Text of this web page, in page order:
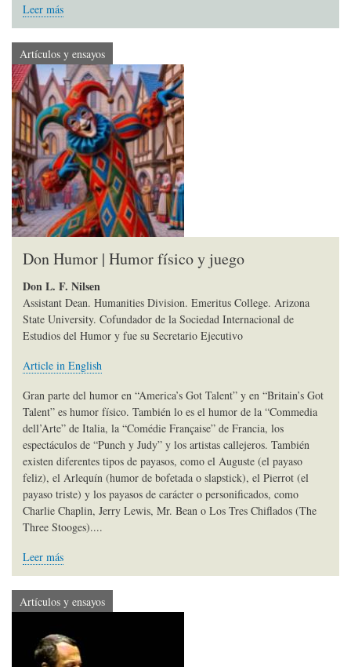
Leer más
Artículos y ensayos
Don Humor | Humor físico y juego
Don L. F. Nilsen
Assistant Dean. Humanities Division. Emeritus College. Arizona
State University. Cofundador de la Sociedad Internacional de
Estudios del Humor y fue su Secretario Ejecutivo
Article in English
Gran parte del humor en “America’s Got Talent” y en “Britain’s Got
Talent” es humor físico. También lo es el humor de la “Commedia
dell’Arte” de Italia, la “Comédie Française” de Francia, los
espectáculos de “Punch y Judy” y los artistas callejeros. También
existen diferentes tipos de payasos, como el Auguste (el payaso
feliz), el Arlequín (humor de bofetada o slapstick), el Pierrot (el
payaso triste) y los payasos de carácter o personificados, como
Charlie Chaplin, Jerry Lewis, Mr. Bean o Los Tres Chiflados (The
Three Stooges)....
Leer más
Artículos y ensayos